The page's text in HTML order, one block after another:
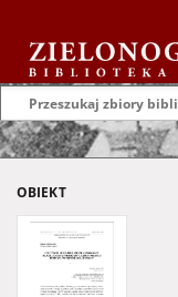
OBIEKT